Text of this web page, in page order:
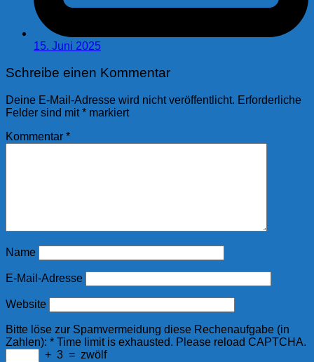
15. Juni 2025
Schreibe einen Kommentar
Deine E-Mail-Adresse wird nicht veröffentlicht. Erforderliche
Felder sind mit* markiert
Kommentar *
Name
E-Mail-Adresse
Website
Bitte löse zur Spamvermeidung diese Rechenaufgabe (in
Zahlen): * Time limit is exhausted. Please reload CAPTCHA.
+ 3 = zwölf